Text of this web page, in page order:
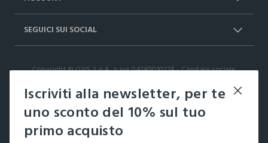
Iscriviti alla newsletter, per te
uno sconto del 10% sul tuo
primo acquisto
Dichiarazione accessibilità
17)
SEGUICI SUI SOCIAL
TikTok
Copyright © OVS S.p.A, p.iva 04240010274 - Capitale sociale
it |italiano